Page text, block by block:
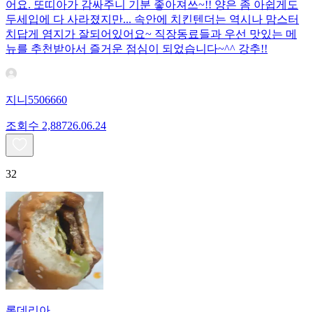
어요. 또띠아가 감싸주니 기분 좋아져쓰~!! 양은 좀 아쉽게도
두세입에 다 사라졌지만... 속안에 치킨텐더는 역시나 맘스터
치답게 염지가 잘되어있어요~ 직장동료들과 우선 맛있는 메
뉴를 추천받아서 즐거운 점심이 되었습니다~^^ 강추!!
지니5506660
조회수 2,88726.06.24
32